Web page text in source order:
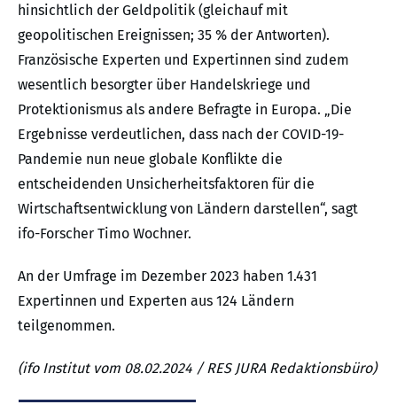
hinsichtlich der Geldpolitik (gleichauf mit
geopolitischen Ereignissen; 35 % der Antworten).
Französische Experten und Expertinnen sind zudem
wesentlich besorgter über Handelskriege und
Protektionismus als andere Befragte in Europa. „Die
Ergebnisse verdeutlichen, dass nach der COVID-19-
Pandemie nun neue globale Konflikte die
entscheidenden Unsicherheitsfaktoren für die
Wirtschaftsentwicklung von Ländern darstellen“, sagt
ifo-Forscher Timo Wochner.
An der Umfrage im Dezember 2023 haben 1.431
Expertinnen und Experten aus 124 Ländern
teilgenommen.
(ifo Institut vom 08.02.2024 / RES JURA Redaktionsbüro)